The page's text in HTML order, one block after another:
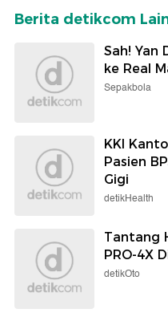
Berita detikcom
Sah! Yan
ke Real
Sepakbola
KKI
Pasien
Gigi
detikHealth
Tantang
PRO-4X
detikOto